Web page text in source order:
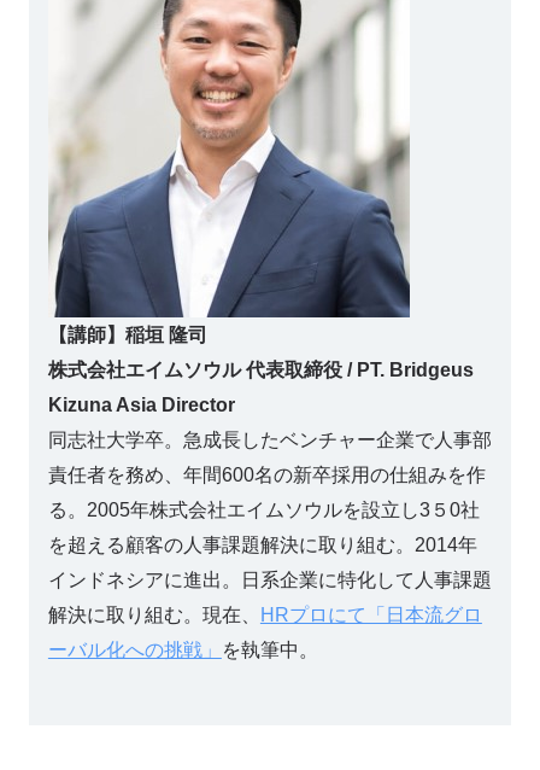
【講師】稲垣 隆司
株式会社エイムソウル 代表取締役 / PT. Bridgeus
Kizuna Asia Director
同志社大学卒。急成長したベンチャー企業で人事部
責任者を務め、年間600名の新卒採用の仕組みを作
る。2005年株式会社エイムソウルを設立し3５0社
を超える顧客の人事課題解決に取り組む。2014年
インドネシアに進出。日系企業に特化して人事課題
解決に取り組む。現在、
HRプロにて「日本流グロ
ーバル化への挑戦」
を執筆中。